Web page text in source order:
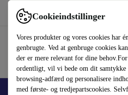
Cookieindstillinger
Vores produkter og vores cookies har
genbrugte. Ved at genbruge cookies
der er mere relevant for dine
ordentligt, vil vi bede om dit samtykke
browsing-adfærd og personalisere
med første- og tredjepartscookies.
Brug refurbed hurtigt og nemt
Smartphones Bærbare Tablets